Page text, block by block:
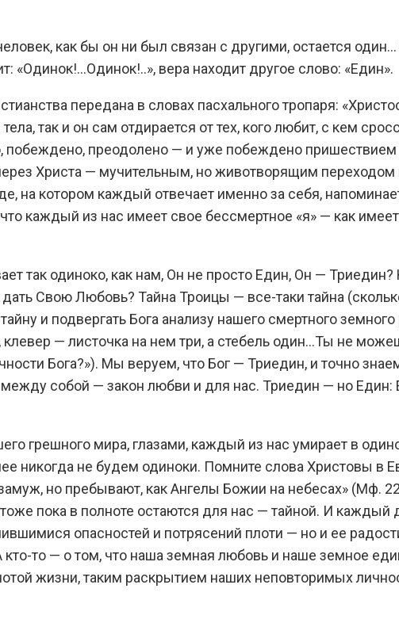
как бы он ни был связан с другими, остается
«Одинок!…Одинок!..», вера находит другое слово: «Един».
передана в словах пасхального тропаря:
так и он сам отдирается от тех, кого любит, с кем
преодолено — и уже побеждено
Христа — мучительным, но животворящим
на котором каждый отвечает именно за себя,
каждый из нас имеет свое бессмертное «я» — как
так одиноко, как нам, Он не просто Един, Он —
Свою Любовь? Тайна Троицы — все-таки тайна
и подвергать Бога анализу нашего смертного
— листочка на нем три, а стебель один…Ты не
Бога?»). Мы веруем, что Бог — Триедин, и точно
собой — закон любви и для нас. Триедин — но
грешного мира, глазами, каждый из нас умирает в
никогда не будем одиноки. Помните слова Христовы в
но пребывают, как Ангелы Божии на небесах» (Мф.
пока в полноте остаются для нас — тайной. И
опасностей и потрясений плоти — но и ее
то — о том, что наша земная любовь и наше земное
жизни, таким раскрытием наших неповторимых